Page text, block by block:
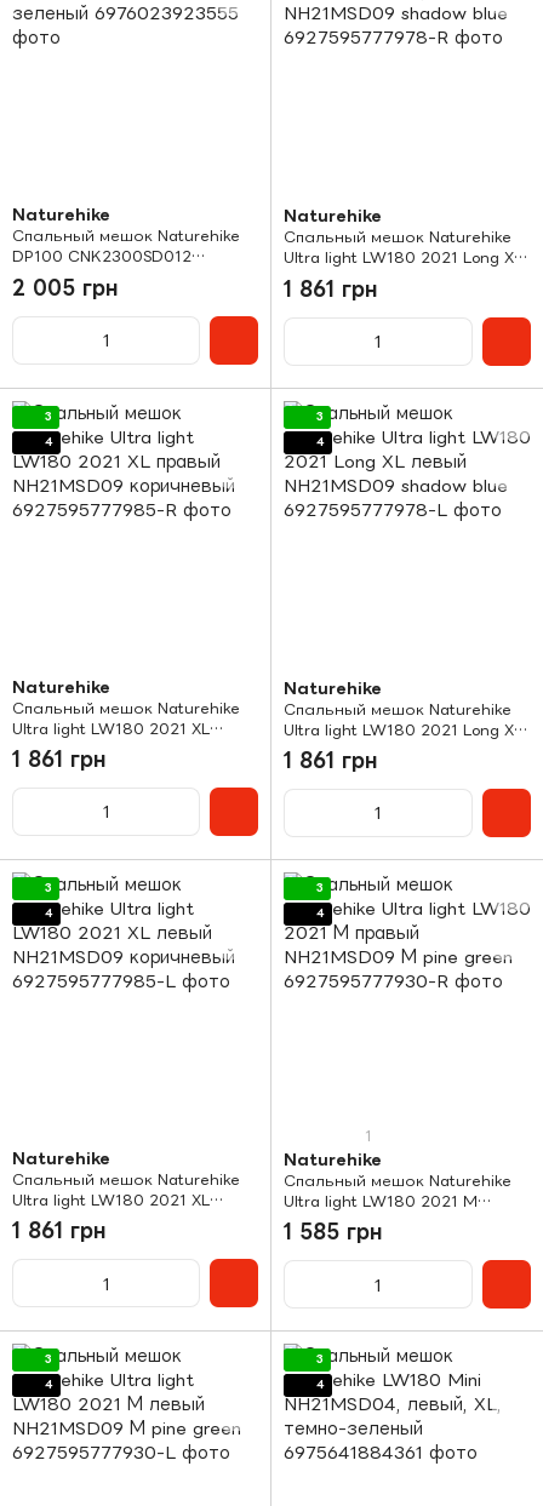
Naturehike
Спальный мешок Naturehike
DP100 CNK2300SD012
светло-зеленый
2 005 грн
Naturehike
Спальный мешок Naturehike
Ultra light LW180 2021 Long XL
правый NH21MSD09 shadow
blue
1 861 грн
3
4
Naturehike
Спальный мешок Naturehike
Ultra light LW180 2021 XL
правый NH21MSD09
коричневый
1 861 грн
3
4
Naturehike
Спальный мешок Naturehike
Ultra light LW180 2021 Long XL
левый NH21MSD09 shadow
blue
1 861 грн
3
4
Naturehike
Спальный мешок Naturehike
Ultra light LW180 2021 XL
левый NH21MSD09
коричневый
1 861 грн
3
4
1
Naturehike
Спальный мешок Naturehike
Ultra light LW180 2021 М
правый NH21MSD09 М pine
green
1 585 грн
3
4
3
4